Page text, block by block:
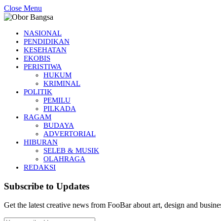
Close Menu
NASIONAL
PENDIDIKAN
KESEHATAN
EKOBIS
PERISTIWA
HUKUM
KRIMINAL
POLITIK
PEMILU
PILKADA
RAGAM
BUDAYA
ADVERTORIAL
HIBURAN
SELEB & MUSIK
OLAHRAGA
REDAKSI
Subscribe to Updates
Get the latest creative news from FooBar about art, design and